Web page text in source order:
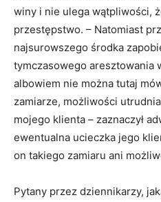
winy i nie ulega wątpliwości,
przestępstwo. – Natomiast
najsurowszego środka
tymczasowego aresztowania
albowiem nie można tutaj
zamiarze, możliwości
mojego klienta – zaznaczył
ewentualna ucieczka jego
on takiego zamiaru ani
Pytany przez dziennikarzy,